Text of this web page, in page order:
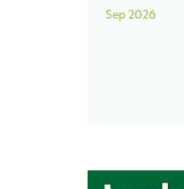
Sep 2026